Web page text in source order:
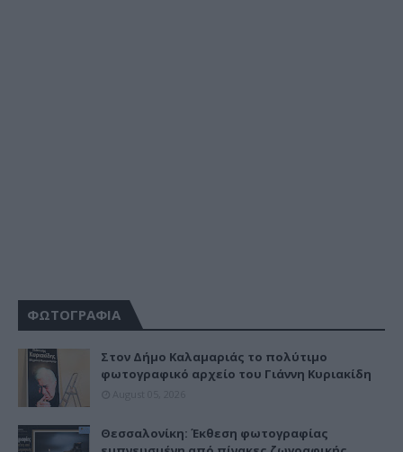
ΦΩΤΟΓΡΑΦΙΑ
Στον Δήμο Καλαμαριάς το πολύτιμο
φωτογραφικό αρχείο του Γιάννη Κυριακίδη
Θεσσαλονίκη: Έκθεση φωτογραφίας